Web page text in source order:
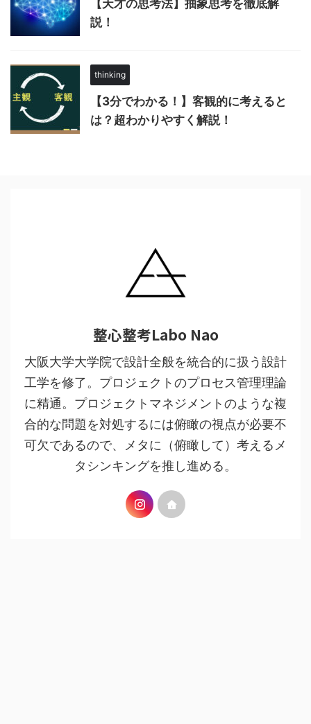
【天才の思考法】抽象思考を徹底解
説！
thinking
【3分でわかる！】客観的に考えると
は？超わかりやすく解説！
整心整考Labo Nao
大阪大学大学院で設計全般を統合的に扱う設計
工学を修了。プロジェクトのプロセス管理理論
に精通。プロジェクトマネジメントのような複
合的な問題を対処するには俯瞰の視点が必要不
可欠であるので、メタに（俯瞰して）考えるメ
タシンキングを推し進める。